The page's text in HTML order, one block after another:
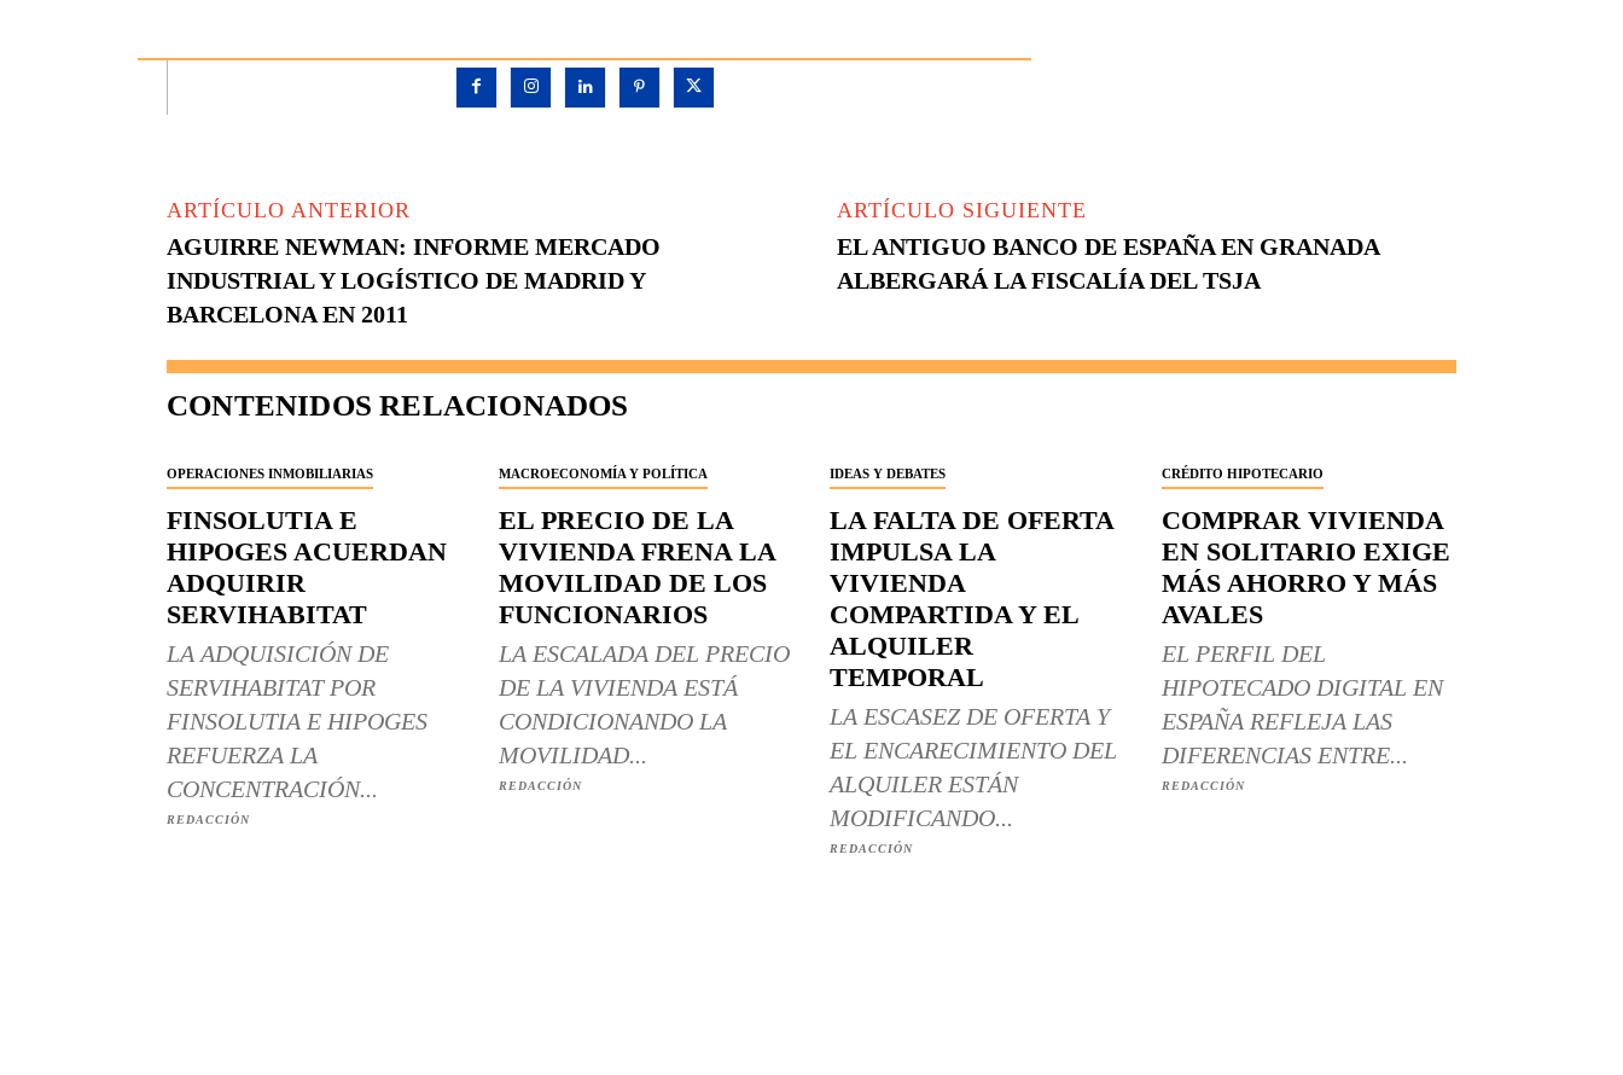
ARTÍCULO ANTERIOR
AGUIRRE NEWMAN: INFORME MERCADO
INDUSTRIAL Y LOGÍSTICO DE MADRID Y
BARCELONA EN 2011
ARTÍCULO SIGUIENTE
EL ANTIGUO BANCO DE ESPAÑA EN GRANADA
ALBERGARÁ LA FISCALÍA DEL TSJA
CONTENIDOS RELACIONADOS
OPERACIONES INMOBILIARIAS
FINSOLUTIA E
HIPOGES ACUERDAN
ADQUIRIR
SERVIHABITAT
LA ADQUISICIÓN DE
SERVIHABITAT POR
FINSOLUTIA E HIPOGES
REFUERZA LA
CONCENTRACIÓN...
REDACCIÓN
MACROECONOMÍA Y POLÍTICA
EL PRECIO DE LA
VIVIENDA FRENA LA
MOVILIDAD DE LOS
FUNCIONARIOS
LA ESCALADA DEL PRECIO
DE LA VIVIENDA ESTÁ
CONDICIONANDO LA
MOVILIDAD...
REDACCIÓN
IDEAS Y DEBATES
LA FALTA DE OFERTA
IMPULSA LA
VIVIENDA
COMPARTIDA Y EL
ALQUILER
TEMPORAL
LA ESCASEZ DE OFERTA Y
EL ENCARECIMIENTO DEL
ALQUILER ESTÁN
MODIFICANDO...
REDACCIÓN
CRÉDITO HIPOTECARIO
COMPRAR VIVIENDA
EN SOLITARIO EXIGE
MÁS AHORRO Y MÁS
AVALES
EL PERFIL DEL
HIPOTECADO DIGITAL EN
ESPAÑA REFLEJA LAS
DIFERENCIAS ENTRE...
REDACCIÓN